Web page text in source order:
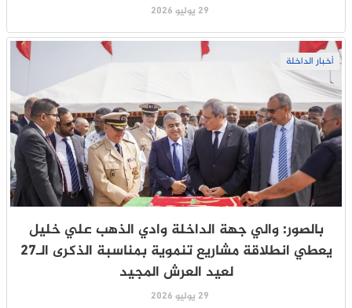
29 يوليو 2026
أخبار الداخلة
بالصور: والي جهة الداخلة وادي الذهب علي خليل
يعطي انطلاقة مشاريع تنموية بمناسبة الذكرى الـ27
لعيد العرش المجيد
29 يوليو 2026